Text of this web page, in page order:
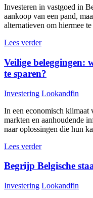
Investeren in vastgoed in
aankoop van een pand,
alternatieven om hiermee te
Lees verder
Veilige beleggingen:
te sparen?
Investering Lookandfin
In een economisch klimaat
markten en aanhoudende
naar oplossingen die hun
Lees verder
Begrijp Belgische
Investering Lookandfin